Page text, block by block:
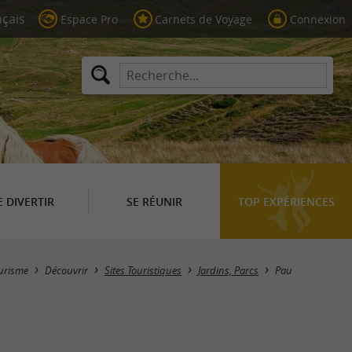
Espace Pro Carnets de Voyage Connexion
DIVERTIR SE RÉUNIR TOP EXPÉRIENCES
Masquer la carte
Découvrir Sites Touristiques Jardins, Parcs Pau